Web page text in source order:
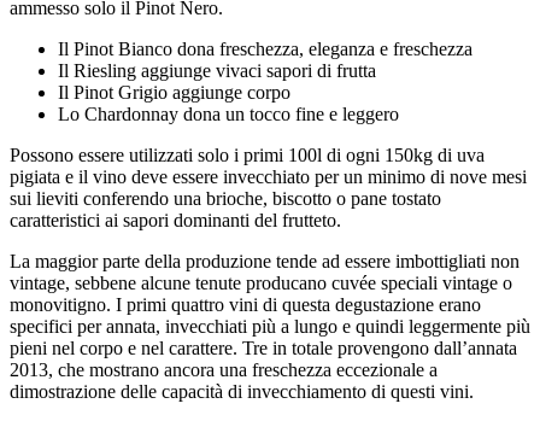
ammesso solo il Pinot Nero.
Il Pinot Bianco dona freschezza, eleganza e freschezza
Il Riesling aggiunge vivaci sapori di frutta
Il Pinot Grigio aggiunge corpo
Lo Chardonnay dona un tocco fine e leggero
Possono essere utilizzati solo i primi 100l di ogni 150kg di uva
pigiata e il vino deve essere invecchiato per un minimo di nove mesi
sui lieviti conferendo una brioche, biscotto o pane tostato
caratteristici ai sapori dominanti del frutteto.
La maggior parte della produzione tende ad essere imbottigliati non
vintage, sebbene alcune tenute producano cuvée speciali vintage o
monovitigno. I primi quattro vini di questa degustazione erano
specifici per annata, invecchiati più a lungo e quindi leggermente più
pieni nel corpo e nel carattere. Tre in totale provengono dall’annata
2013, che mostrano ancora una freschezza eccezionale a
dimostrazione delle capacità di invecchiamento di questi vini.